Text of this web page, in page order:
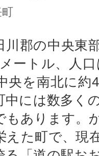
川郡の中央東
ートル、人
央を南北に約
中には数多く
もあります。
えた町で、現